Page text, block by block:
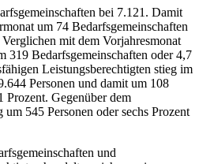
bei 7.121. Damit
um 74 Bedarfsgemeinschaften
mit dem Vorjahresmonat
319 Bedarfsgemeinschaften oder 4,7
Leistungsberechtigten stieg im
Personen und damit um 108
Prozent. Gegenüber dem
545 Personen oder sechs Prozent
und